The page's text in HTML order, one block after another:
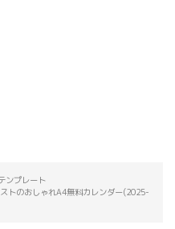
ンプレート
トのおしゃれA4無料カレンダー(2025-